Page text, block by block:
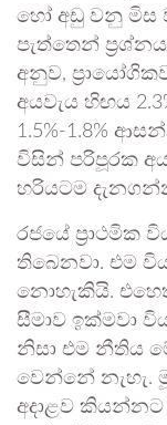
හෝ අඩු වනු මිස
පැත්තෙන්
අනුව,
අයවැය හිඟය
1.5%-1.8%
විසින් පරිපූරක
හරියටම
රජයේ ප්‍රාථමික
තිබෙනවා. එම
නොහැකියි.
සීමාව ඉක්මවා
නිසා එම නීතිය
වෙන්නේ නැහැ.
අදාළව